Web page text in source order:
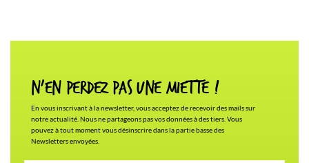
N'en Perdez pas une miette !
En vous inscrivant à la newsletter, vous acceptez de recevoir des mails sur
notre actualité. Nous ne partageons pas vos données à des tiers. Vous
pouvez à tout moment vous désinscrire dans la partie basse des
Newsletters envoyées.